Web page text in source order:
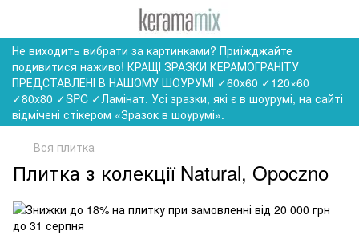
Не виходить вибрати за картинками? Приїжджайте
подивитися наживо! КРАЩІ ЗРАЗКИ КЕРАМОГРАНІТУ
ПРЕДСТАВЛЕНІ В НАШОМУ ШОУРУМІ ✓60x60 ✓120×60
✓80x80 ✓SPC ✓Ламінат. Усі зразки, які є в шоурумі, на сайті
відмічені стікером «Зразок в шоурумі».
Вся плитка
Плитка з колекції Natural, Opoczno